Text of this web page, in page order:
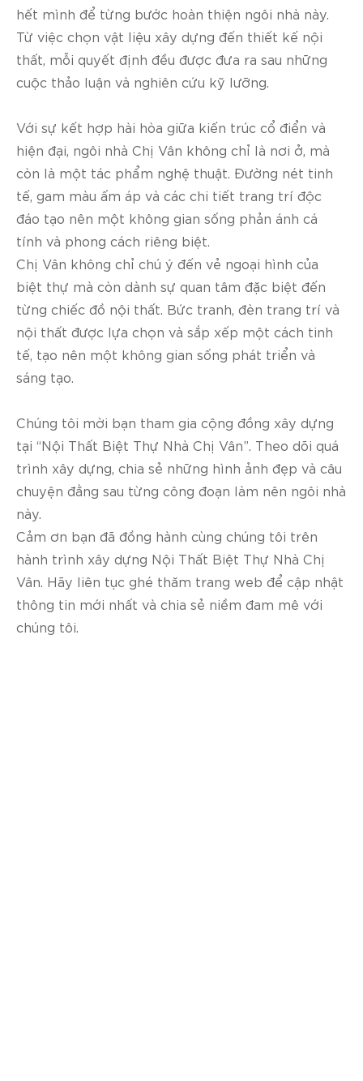
hết mình để từng bước hoàn thiện ngôi nhà này.
Từ việc chọn vật liệu xây dựng đến thiết kế nội
thất, mỗi quyết định đều được đưa ra sau những
cuộc thảo luận và nghiên cứu kỹ lưỡng.
Với sự kết hợp hài hòa giữa kiến trúc cổ điển và
hiện đại, ngôi nhà Chị Vân không chỉ là nơi ở, mà
còn là một tác phẩm nghệ thuật. Đường nét tinh
tế, gam màu ấm áp và các chi tiết trang trí độc
đáo tạo nên một không gian sống phản ánh cá
tính và phong cách riêng biệt.
Chị Vân không chỉ chú ý đến vẻ ngoại hình của
biệt thự mà còn dành sự quan tâm đặc biệt đến
từng chiếc đồ nội thất. Bức tranh, đèn trang trí và
nội thất được lựa chọn và sắp xếp một cách tinh
tế, tạo nên một không gian sống phát triển và
sáng tạo.
Chúng tôi mời bạn tham gia cộng đồng xây dựng
tại “Nội Thất Biệt Thự Nhà Chị Vân”. Theo dõi quá
trình xây dựng, chia sẻ những hình ảnh đẹp và câu
chuyện đằng sau từng công đoạn làm nên ngôi nhà
này.
Cảm ơn bạn đã đồng hành cùng chúng tôi trên
hành trình xây dựng Nội Thất Biệt Thự Nhà Chị
Vân. Hãy liên tục ghé thăm trang web để cập nhật
thông tin mới nhất và chia sẻ niềm đam mê với
chúng tôi.